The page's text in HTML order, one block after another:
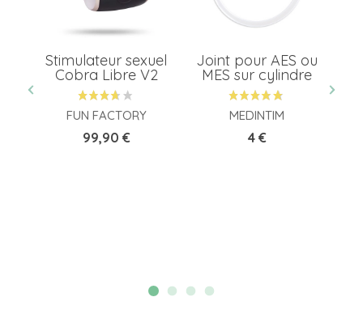
Stimulateur sexuel
Cobra Libre V2
FUN FACTORY
Prix
99,90 €
Joint pour AES ou
MES sur cylindre
MEDINTIM
Prix
4 €